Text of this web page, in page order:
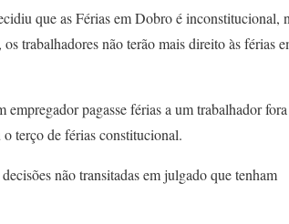
que as Férias em Dobro é inconstitucional,
trabalhadores não terão mais direito às férias
empregador pagasse férias a um trabalhador
terço de férias constitucional.
não transitadas em julgado que tenham